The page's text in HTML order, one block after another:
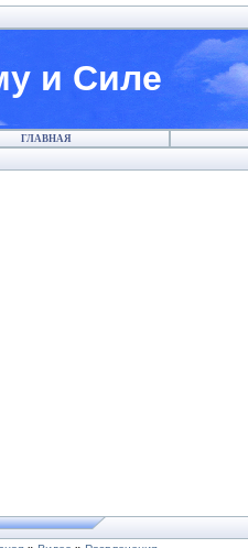
и Силе
ГЛАВНАЯ